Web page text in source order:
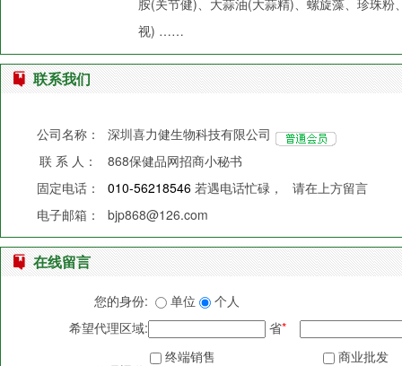
胺(关节健)、大蒜油(大蒜精)、螺旋藻、珍珠
视) ……
联系我们
公司名称：
深圳喜力健生物科技有限公司
联 系 人：
868保健品网招商小秘书
固定电话：
010-56218546 若遇电话忙碌，
请在上方留言
电子邮箱：
bjp868@126.com
在线留言
您的身份: 单位
个人
希望代理区域:
省*
终端销售 商业批发